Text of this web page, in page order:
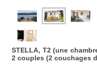
STELLA, T2 (une
2 couples (2 couchages